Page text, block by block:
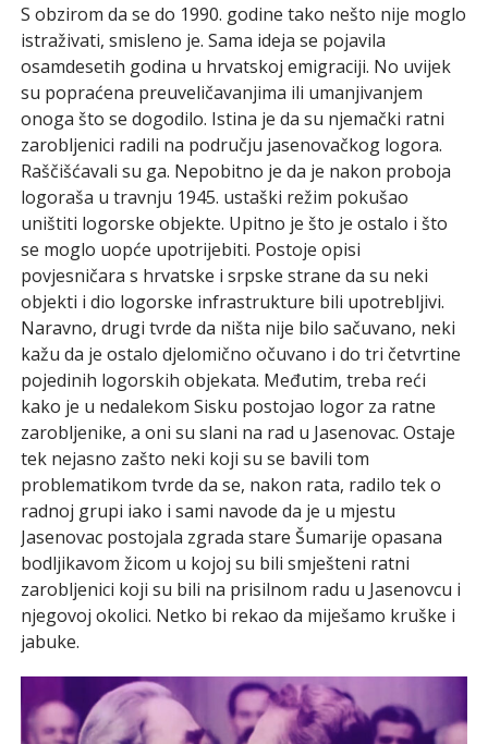
S obzirom da se do 1990. godine tako nešto nije moglo
istraživati, smisleno je. Sama ideja se pojavila
osamdesetih godina u hrvatskoj emigraciji. No uvijek
su popraćena preuveličavanjima ili umanjivanjem
onoga što se dogodilo. Istina je da su njemački ratni
zarobljenici radili na području jasenovačkog logora.
Raščišćavali su ga. Nepobitno je da je nakon proboja
logoraša u travnju 1945. ustaški režim pokušao
uništiti logorske objekte. Upitno je što je ostalo i što
se moglo uopće upotrijebiti. Postoje opisi
povjesničara s hrvatske i srpske strane da su neki
objekti i dio logorske infrastrukture bili upotrebljivi.
Naravno, drugi tvrde da ništa nije bilo sačuvano, neki
kažu da je ostalo djelomično očuvano i do tri četvrtine
pojedinih logorskih objekata. Međutim, treba reći
kako je u nedalekom Sisku postojao logor za ratne
zarobljenike, a oni su slani na rad u Jasenovac. Ostaje
tek nejasno zašto neki koji su se bavili tom
problematikom tvrde da se, nakon rata, radilo tek o
radnoj grupi iako i sami navode da je u mjestu
Jasenovac postojala zgrada stare Šumarije opasana
bodljikavom žicom u kojoj su bili smješteni ratni
zarobljenici koji su bili na prisilnom radu u Jasenovcu i
njegovoj okolici. Netko bi rekao da miješamo kruške i
jabuke.